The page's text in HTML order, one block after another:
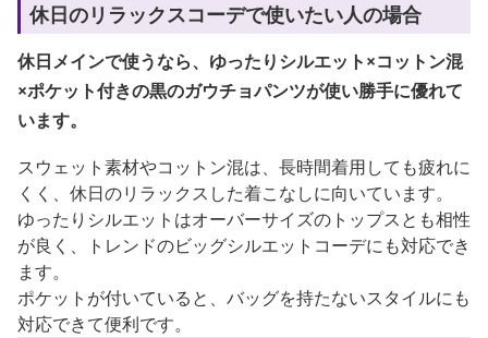
休日のリラックスコーデで使いたい人の場合
休日メインで使うなら、ゆったりシルエット×コットン混
×ポケット付きの黒のガウチョパンツが使い勝手に優れて
います。
スウェット素材やコットン混は、長時間着用しても疲れに
くく、休日のリラックスした着こなしに向いています。
ゆったりシルエットはオーバーサイズのトップスとも相性
が良く、トレンドのビッグシルエットコーデにも対応でき
ます。
ポケットが付いていると、バッグを持たないスタイルにも
対応できて便利です。